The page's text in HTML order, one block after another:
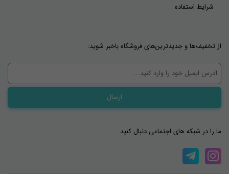
شرایط استفاده
از تخفیف‌ها و جدیدترین‌های فروشگاه باخبر شوید:
ما را در شبکه های اجتماعی دنبال کنید.